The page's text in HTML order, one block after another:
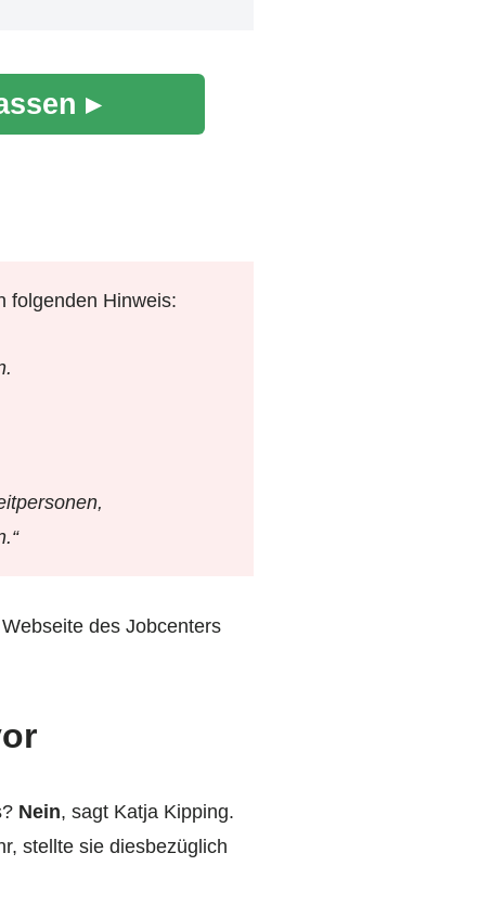
▸
folgenden Hinweis:
des Jobcenters
Nein, sagt Katja Kipping.
stellte sie diesbezüglich